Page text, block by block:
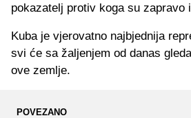
pokazatelj protiv koga su zapravo
Kuba je vjerovatno najbjednija
svi će sa žaljenjem od danas
ove zemlje.
POVEZANO